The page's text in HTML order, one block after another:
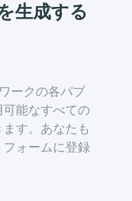
生成する
ークの各パブ
能なすべての
す。あなたも
ォームに登録